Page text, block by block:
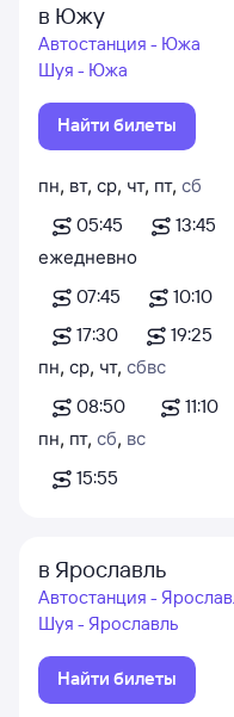
в Южу
Автостанция - Южа
Шуя - Южа
Найти билеты
пн, вт, ср, чт, пт, сб
05:45
13:45
ежедневно
07:45
10:10
17:30
19:25
пн, ср, чт, сб
08:50
вс
11:10
пн, пт, сб, вс
15:55
в Ярославль
Автостанция -
Шуя - Ярославль
Найти билеты